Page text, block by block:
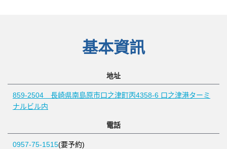
基本資訊
地址
859-2504 長崎県南島原市口之津町丙4358-6 口之津港ターミ
ナルビル内
電話
0957-75-1515(要予約)